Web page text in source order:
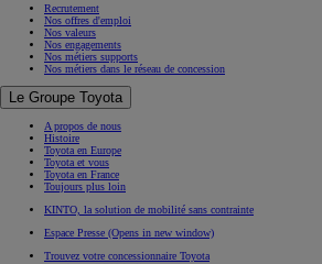
Recrutement
Nos offres d'emploi
Nos valeurs
Nos engagements
Nos métiers supports
Nos métiers dans le réseau de concession
Le Groupe Toyota
A propos de nous
Histoire
Toyota en Europe
Toyota et vous
Toyota en France
Toujours plus loin
KINTO, la solution de mobilité sans contrainte
Espace Presse (Opens in new window)
Trouvez votre concessionnaire Toyota